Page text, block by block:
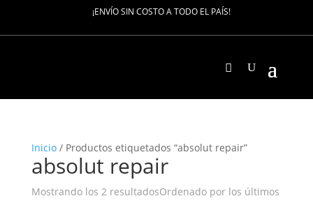
¡ENVÍO SIN COSTO A TODO EL PAÍS!
Inicio/ Productos etiquetados “absolut repair”
absolut repair
Mostrando los 2 resultadosOrdenado por los últimos